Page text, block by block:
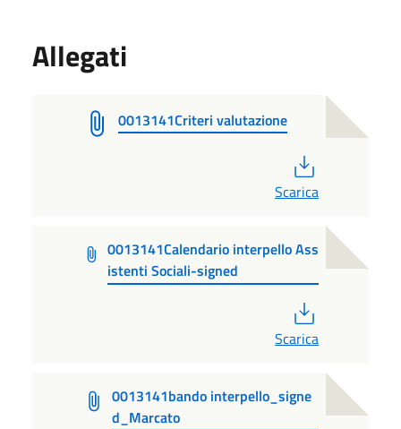
Allegati
0013141Criteri valutazione
Scarica
0013141Calendario interpello Ass
istenti Sociali-signed
Scarica
0013141bando interpello_signe
d_Marcato